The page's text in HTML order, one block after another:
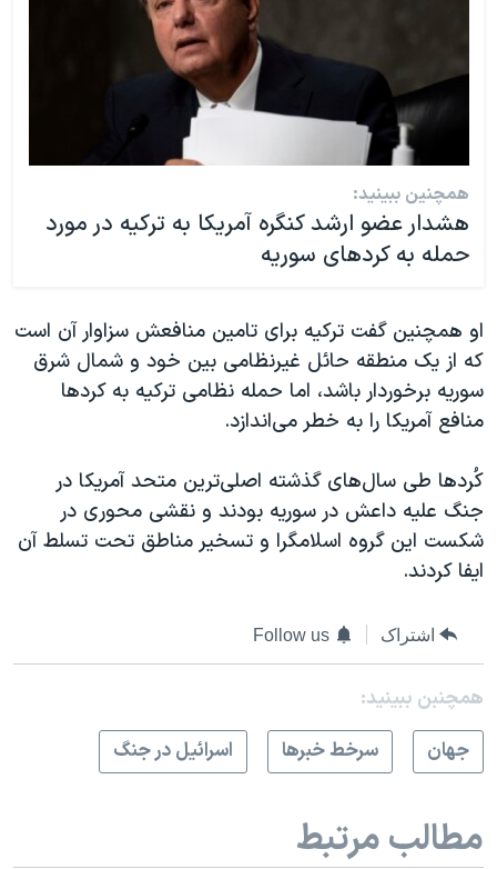
همچنین ببینید:
هشدار عضو ارشد کنگره آمریکا به ترکیه در مورد
حمله به کردهای سوریه
او همچنین گفت ترکیه برای تامین منافعش سزاوار آن است
که از یک منطقه حائل غیرنظامی بین خود و شمال شرق
سوریه برخوردار باشد، اما حمله نظامی ترکیه به کردها
منافع آمریکا را به خطر می‌اندازد.
کُردها طی سال‌های گذشته اصلی‌ترین متحد آمریکا در
جنگ علیه داعش در سوریه بودند و نقشی محوری در
شکست این گروه اسلامگرا و تسخیر مناطق تحت تسلط آن
ایفا کردند.
اشتراک Follow us
همچنبن ببینید:
جهان
سرخط خبرها اسرائیل در جنگ
مطالب مرتبط